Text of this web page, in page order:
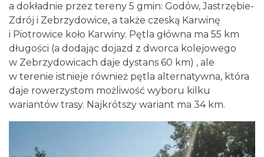
a dokładnie przez tereny 5 gmin: Godów, Jastrzębie-
Zdrój i Zebrzydowice, a także czeską Karwinę
i Piotrowice koło Karwiny. Pętla główna ma 55 km
długości (a dodając dojazd z dworca kolejowego
w Zebrzydowicach daje dystans 60 km) , ale
w terenie istnieje również pętla alternatywna, która
daje rowerzystom możliwość wyboru kilku
wariantów trasy. Najkrótszy wariant ma 34 km.